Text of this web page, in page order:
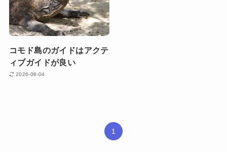
コモド島のガイドはアクテ
ィブガイドが良い
2026-08-04
1